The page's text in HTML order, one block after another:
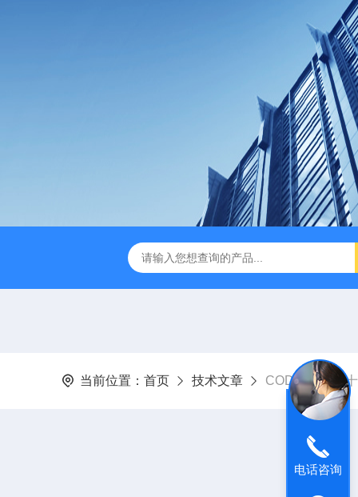
3E型深昌鸿 实用型COD测定仪 CHCM-101型CODMn测
当前位置： 首页 技术文章 COD测定仪的
电话咨询